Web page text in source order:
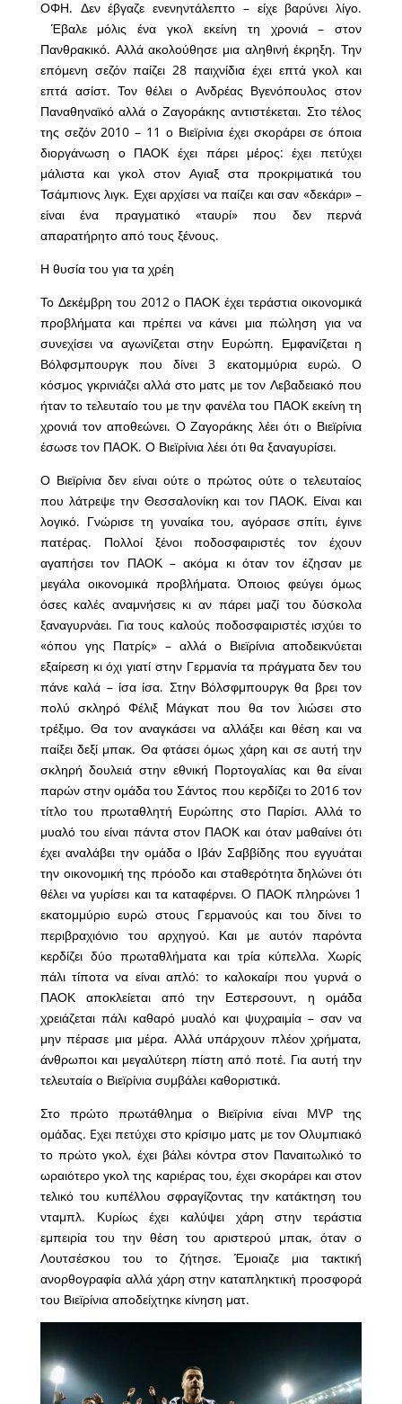
ΟΦΗ. Δεν έβγαζε ενενηντάλεπτο – είχε βαρύνει λίγο.
Έβαλε μόλις ένα γκολ εκείνη τη χρονιά – στον
Πανθρακικό. Αλλά ακολούθησε μια αληθινή έκρηξη. Την
επόμενη σεζόν παίζει 28 παιχνίδια έχει επτά γκολ και
επτά ασίστ. Τον θέλει ο Ανδρέας Βγενόπουλος στον
Παναθηναϊκό αλλά ο Ζαγοράκης αντιστέκεται. Στο τέλος
της σεζόν 2010 – 11 ο Βιεϊρίνια έχει σκοράρει σε όποια
διοργάνωση ο ΠΑΟΚ έχει πάρει μέρος: έχει πετύχει
μάλιστα και γκολ στον Αγιαξ στα προκριματικά του
Τσάμπιονς λιγκ. Εχει αρχίσει να παίζει και σαν «δεκάρι» –
είναι ένα πραγματικό «ταυρί» που δεν περνά
απαρατήρητο από τους ξένους.
Η θυσία του για τα χρέη
Το Δεκέμβρη του 2012 ο ΠΑΟΚ έχει τεράστια οικονομικά
προβλήματα και πρέπει να κάνει μια πώληση για να
συνεχίσει να αγωνίζεται στην Ευρώπη. Εμφανίζεται η
Βόλφσμπουργκ που δίνει 3 εκατομμύρια ευρώ. Ο
κόσμος γκρινιάζει αλλά στο ματς με τον Λεβαδειακό που
ήταν το τελευταίο του με την φανέλα του ΠΑΟΚ εκείνη τη
χρονιά τον αποθεώνει. Ο Ζαγοράκης λέει ότι ο Βιεϊρίνια
έσωσε τον ΠΑΟΚ. Ο Βιεϊρίνια λέει ότι θα ξαναγυρίσει.
Ο Βιεϊρίνια δεν είναι ούτε ο πρώτος ούτε ο τελευταίος
που λάτρεψε την Θεσσαλονίκη και τον ΠΑΟΚ. Είναι και
λογικό. Γνώρισε τη γυναίκα του, αγόρασε σπίτι, έγινε
πατέρας. Πολλοί ξένοι ποδοσφαιριστές τον έχουν
αγαπήσει τον ΠΑΟΚ – ακόμα κι όταν τον έζησαν με
μεγάλα οικονομικά προβλήματα. Όποιος φεύγει όμως
όσες καλές αναμνήσεις κι αν πάρει μαζί του δύσκολα
ξαναγυρνάει. Για τους καλούς ποδοσφαιριστές ισχύει το
«όπου γης Πατρίς» – αλλά ο Βιεϊρίνια αποδεικνύεται
εξαίρεση κι όχι γιατί στην Γερμανία τα πράγματα δεν του
πάνε καλά – ίσα ίσα. Στην Βόλσφμπουργκ θα βρει τον
πολύ σκληρό Φέλιξ Μάγκατ που θα τον λιώσει στο
τρέξιμο. Θα τον αναγκάσει να αλλάξει και θέση και να
παίξει δεξί μπακ. Θα φτάσει όμως χάρη και σε αυτή την
σκληρή δουλειά στην εθνική Πορτογαλίας και θα είναι
παρών στην ομάδα του Σάντος που κερδίζει το 2016 τον
τίτλο του πρωταθλητή Ευρώπης στο Παρίσι. Αλλά το
μυαλό του είναι πάντα στον ΠΑΟΚ και όταν μαθαίνει ότι
έχει αναλάβει την ομάδα ο Ιβάν Σαββίδης που εγγυάται
την οικονομική της πρόοδο και σταθερότητα δηλώνει ότι
θέλει να γυρίσει και τα καταφέρνει. Ο ΠΑΟΚ πληρώνει 1
εκατομμύριο ευρώ στους Γερμανούς και του δίνει το
περιβραχιόνιο του αρχηγού. Και με αυτόν παρόντα
κερδίζει δύο πρωταθλήματα και τρία κύπελλα. Χωρίς
πάλι τίποτα να είναι απλό: το καλοκαίρι που γυρνά ο
ΠΑΟΚ αποκλείεται από την Εστερσουντ, η ομάδα
χρειάζεται πάλι καθαρό μυαλό και ψυχραιμία – σαν να
μην πέρασε μια μέρα. Αλλά υπάρχουν πλέον χρήματα,
άνθρωποι και μεγαλύτερη πίστη από ποτέ. Για αυτή την
τελευταία ο Βιεϊρίνια συμβάλει καθοριστικά.
Στο πρώτο πρωτάθλημα ο Βιεϊρίνια είναι MVP της
ομάδας. Eχει πετύχει στο κρίσιμο ματς με τον Ολυμπιακό
το πρώτο γκολ, έχει βάλει κόντρα στον Παναιτωλικό το
ωραιότερο γκολ της καριέρας του, έχει σκοράρει και στον
τελικό του κυπέλλου σφραγίζοντας την κατάκτηση του
νταμπλ. Κυρίως έχει καλύψει χάρη στην τεράστια
εμπειρία του την θέση του αριστερού μπακ, όταν ο
Λουτσέσκου του το ζήτησε. Έμοιαζε μια τακτική
ανορθογραφία αλλά χάρη στην καταπληκτική προσφορά
του Βιεϊρίνια αποδείχτηκε κίνηση ματ.